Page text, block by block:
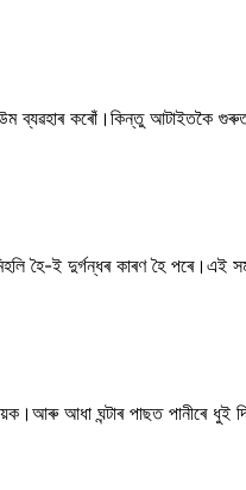
ব্যৱহাৰ কৰোঁ।কিন্তু আটাইতকৈ
হৈ-ই দুৰ্গন্ধৰ কাৰণ হৈ পৰে।এই
আধা ঘন্টাৰ পাছত পানীৰে ধুই